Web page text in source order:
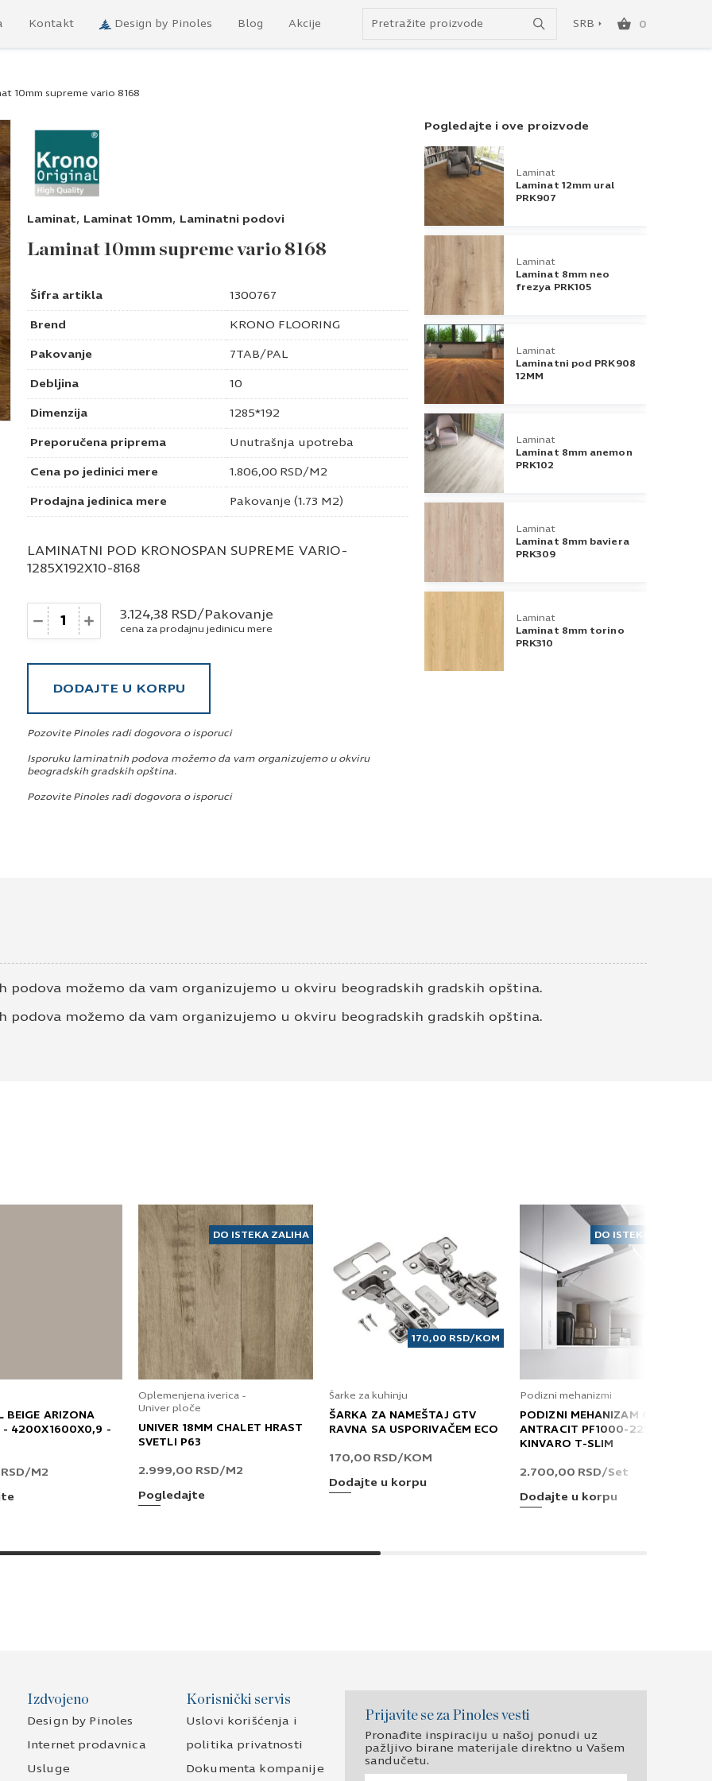
Kontakt Design by Pinoles Blog Akcije SRB 0
10mm supreme vario 8168
Laminat, Laminat 10mm, Laminatni podovi
Laminat 10mm supreme vario 8168
Šifra artikla 1300767
Brend KRONO FLOORING
Pakovanje 7TAB/PAL
Debljina 10
Dimenzija 1285*192
Preporučena priprema Unutrašnja upotreba
Cena po jedinici mere 1.806,00 RSD/M2
Prodajna jedinica mere Pakovanje (1.73 M2)
LAMINATNI POD KRONOSPAN SUPREME VARIO-
1285X192X10-8168
Količina 3.124,38 RSD/Pakovanje
cena za prodajnu jedinicu mere
DODAJTE U KORPU
Pozovite Pinoles radi dogovora o isporuci
Isporuku laminatnih podova možemo da vam organizujemo u okviru
beogradskih gradskih opština.
Pozovite Pinoles radi dogovora o isporuci
Pogledajte i ove proizvode
Laminat
Laminat 12mm ural
PRK907
Laminat
Laminat 8mm neo
frezya PRK105
Laminat
Laminatni pod PRK908
12MM
Laminat
Laminat 8mm anemon
PRK102
Laminat
Laminat 8mm baviera
PRK309
Laminat
Laminat 8mm torino
PRK310
Laminat 7mm hrast
podova možemo da vam organizujemo u okviru beogradskih gradskih opština.
podova možemo da vam organizujemo u okviru beogradskih gradskih opština.
BEIGE ARIZONA
- 4200X1600X0,9 -
RSD/M2
DO ISTEKA ZALIHA
Oplemenjena iverica -
Univer ploče
UNIVER 18MM CHALET HRAST
SVETLI P63
2.999,00 RSD/M2
Pogledajte
170,00 RSD/KOM
Šarke za kuhinju
ŠARKA ZA NAMEŠTAJ GTV
RAVNA SA USPORIVAČEM ECO
170,00 RSD/KOM
Dodajte u korpu
DO ISTEKA ZALIHA
Podizni mehanizmi
PODIZNI MEHANIZAM GRASS
ANTRACIT PF1000-2250 T
KINVARO T-SLIM
2.700,00 RSD/Set
Dodajte u korpu
Izdvojeno
Design by Pinoles
Internet prodavnica
Usluge
Korisnički servis
Uslovi korišćenja i
politika privatnosti
Dokumenta kompanije
Prijavite se za Pinoles vesti
Pronađite inspiraciju u našoj ponudi uz
pažljivo birane materijale direktno u Vašem
sandučetu.